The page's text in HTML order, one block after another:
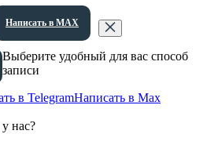
Написать в МАХ
Выберите удобный для вас способ
записи
в TelegramНаписать в Max
нас?